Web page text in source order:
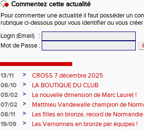
Commentez cette actualité
Pour commenter une actualité il faut posséder un
rubrique ci-dessous pour vous identifier ou vous
Login (Email)
:
Mot de Passe :
13/11 >
CROSS 7 décembre 2025
06/10
>
LA BOUTIQUE DU CLUB
05/02
>
La nouvelle dimension de Marc Lauret !
07/02
>
Matthieu Vandewalle champion de
08/11
>
Les filles en bronze, record de
19/09
>
Les Vernonnais en bronze par équipes !